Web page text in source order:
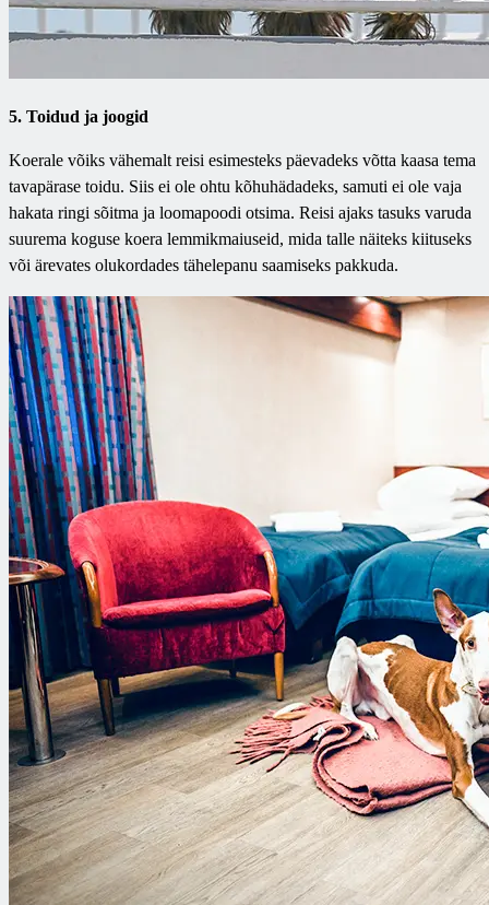
5. Toidud ja joogid
Koerale võiks vähemalt reisi esimesteks päevadeks võtta kaasa tema
tavapärase toidu. Siis ei ole ohtu kõhuhädadeks, samuti ei ole vaja
hakata ringi sõitma ja loomapoodi otsima. Reisi ajaks tasuks varuda
suurema koguse koera lemmikmaiuseid, mida talle näiteks kiituseks
või ärevates olukordades tähelepanu saamiseks pakkuda.